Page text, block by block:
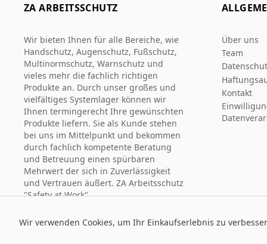
ZA ARBEITSSCHUTZ
Wir bieten Ihnen für alle Bereiche, wie
Handschutz, Augenschutz, Fußschutz,
Multinormschutz, Warnschutz und
vieles mehr die fachlich richtigen
Produkte an. Durch unser großes und
vielfältiges Systemlager können wir
Ihnen termingerecht Ihre gewünschten
Produkte liefern. Sie als Kunde stehen
bei uns im Mittelpunkt und bekommen
durch fachlich kompetente Beratung
und Betreuung einen spürbaren
Mehrwert der sich in Zuverlässigkeit
und Vertrauen äußert. ZA Arbeitsschutz
"Safety at Work".
Über uns
Team
Kontakt
© 2026 Za Arbeitsschutz
Wir verwenden Cookies, um Ihr Einkaufserlebnis zu